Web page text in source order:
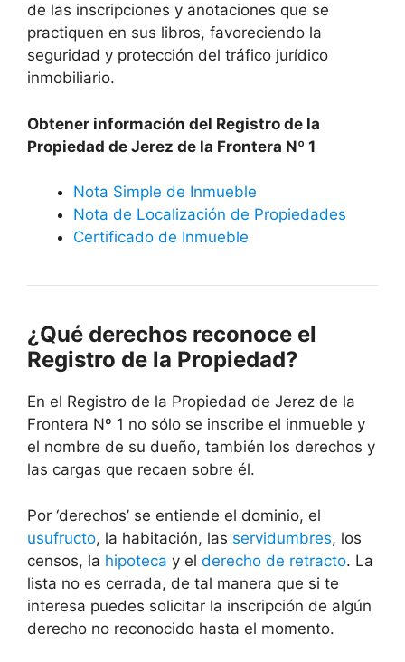
de las inscripciones y anotaciones que se
practiquen en sus libros, favoreciendo la
seguridad y protección del tráfico jurídico
inmobiliario.
Obtener información del Registro de la
Propiedad de Jerez de la Frontera Nº 1
Nota Simple de Inmueble
Nota de Localización de Propiedades
Certificado de Inmueble
¿Qué derechos reconoce el
Registro de la Propiedad?
En el Registro de la Propiedad de Jerez de la
Frontera Nº 1 no sólo se inscribe el inmueble y
el nombre de su dueño, también los derechos y
las cargas que recaen sobre él.
Por ‘derechos’ se entiende el dominio, el
usufructo, la habitación, las servidumbres, los
censos, la hipoteca y el derecho de retracto. La
lista no es cerrada, de tal manera que si te
interesa puedes solicitar la inscripción de algún
derecho no reconocido hasta el momento.